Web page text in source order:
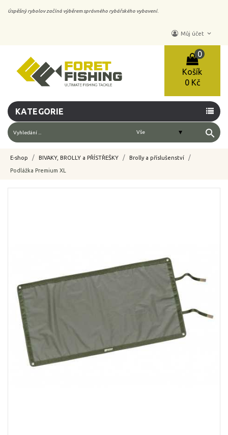
Úspěšný rybolov začíná výběrem správného rybářského vybavení.
Můj účet keyboard_arrow_down
Košík
0
0 Kč
KATEGORIE
search
E-shop BIVAKY, BROLLY a PŘÍSTŘEŠKY Brolly a příslušenství
Podlážka Premium XL